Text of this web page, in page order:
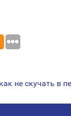
не скучать в